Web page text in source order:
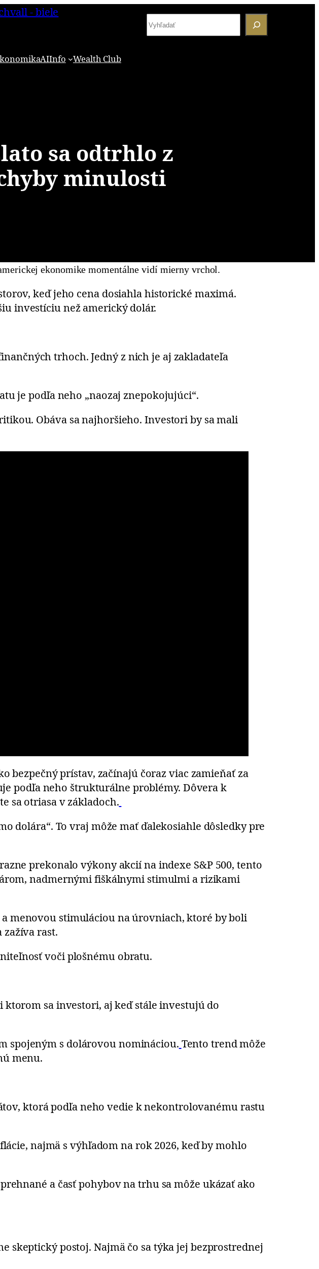
S
e
AIInfo Wealth Club
sa odtrhlo z
minulosti
ekonomike momentálne vidí mierny vrchol.
keď jeho cena dosiahla historické maximá.
investíciu než americký dolár.
trhoch. Jedný z nich je aj zakladateľa
je podľa neho „naozaj znepokojujúci“.
Obáva sa najhoršieho. Investori by sa mali
prístav, začínajú čoraz viac zamieňať za
podľa neho štrukturálne problémy. Dôvera k
sa otriasa v základoch.
dolára“. To vraj môže mať ďalekosiahle dôsledky pre
prekonalo výkony akcií na indexe S&P 500, tento
nadmernými fiškálnymi stimulmi a rizikami
menovou stimuláciou na úrovniach, ktoré by boli
rast.
voči plošnému obratu.
sa investori, aj keď stále investujú do
spojeným s dolárovou nomináciou. Tento trend môže
menu.
ktorá podľa neho vedie k nekontrolovanému rastu
najmä s výhľadom na rok 2026, keď by mohlo
a časť pohybov na trhu sa môže ukázať ako
skeptický postoj. Najmä čo sa týka jej bezprostrednej